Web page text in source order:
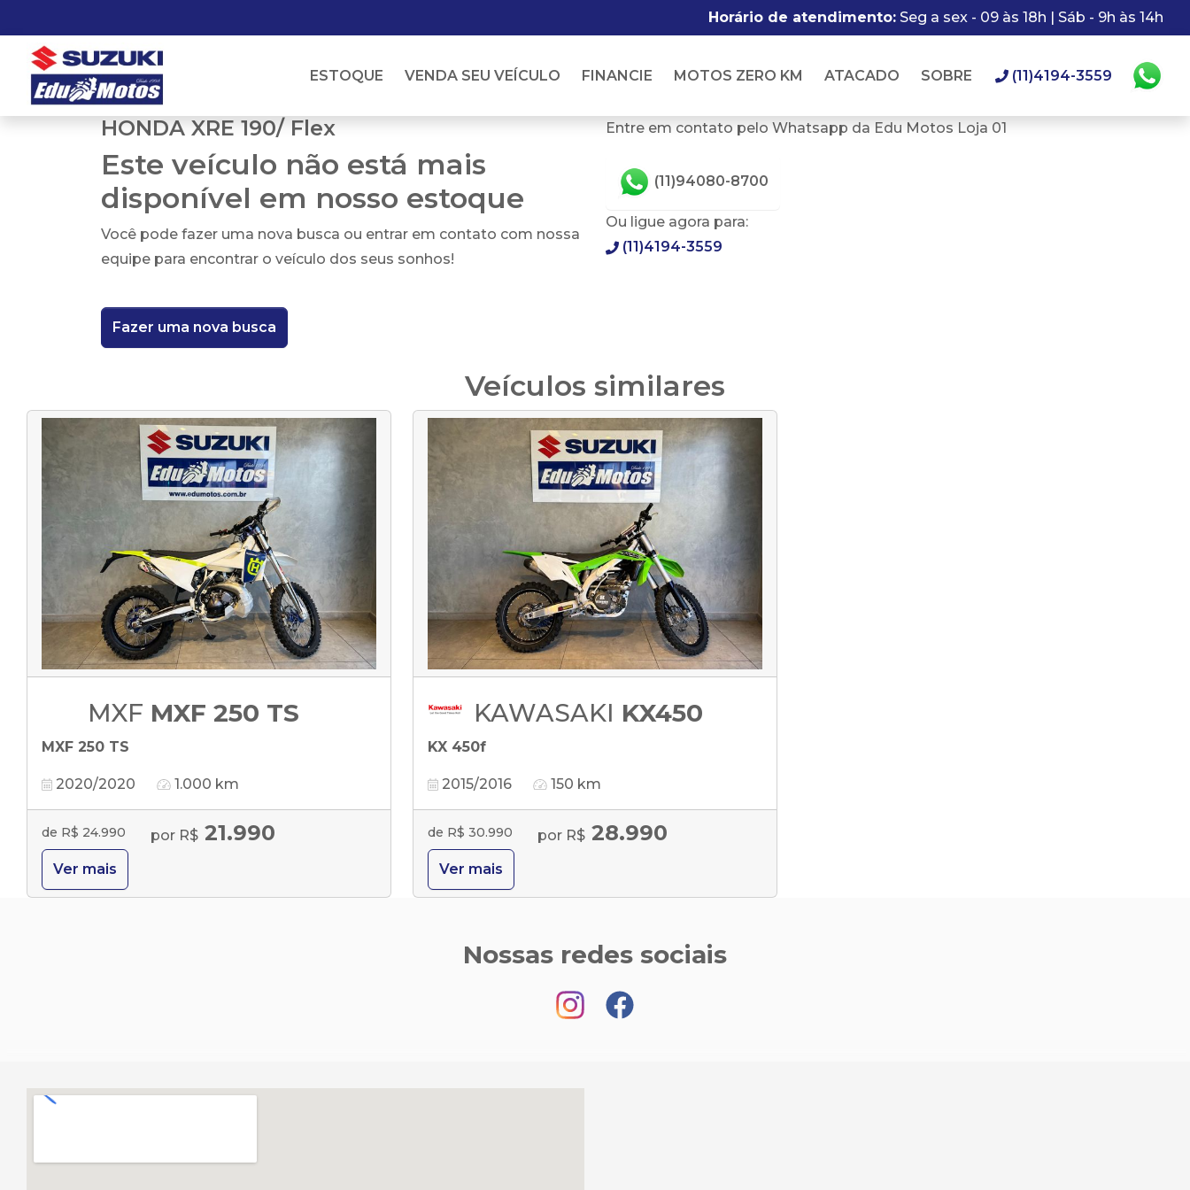
Horário de atendimento: Seg a sex - 09 às 18h | Sáb - 9h às 14h
ESTOQUE VENDA SEU VEÍCULO FINANCIE MOTOS ZERO KM ATACADO SOBRE (11)4194-3559
HONDA XRE 190/ Flex
Este veículo não está mais
disponível em nosso estoque
Você pode fazer uma nova busca ou entrar em contato com nossa
equipe para encontrar o veículo dos seus sonhos!
Fazer uma nova busca
Entre em contato pelo Whatsapp da Edu Motos Loja 01
(11)94080-8700
Ou ligue agora para:
(11)4194-3559
Veículos similares
MXF MXF 250 TS
MXF 250 TS
2020/2020 1.000 km
de R$ 24.990 por R$ 21.990
Ver mais
KAWASAKI KX450
KX 450f
2015/2016 150 km
de R$ 30.990 por R$ 28.990
Ver mais
Nossas redes sociais